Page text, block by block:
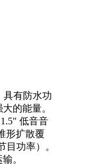
具有防水功
的能量。
低音音
形扩散覆
目功率）。
。